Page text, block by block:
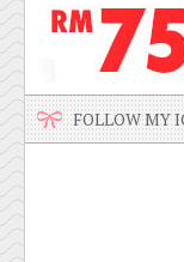
FOLLOW MY